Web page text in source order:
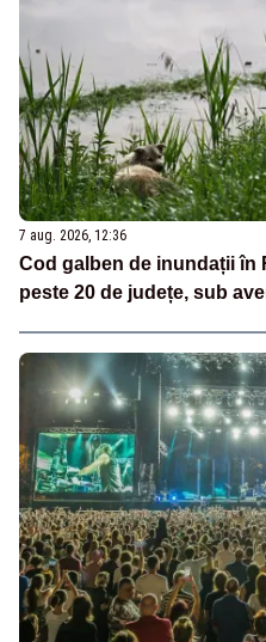
7 aug. 2026, 12:36
Cod galben de inundații în
peste 20 de județe, sub